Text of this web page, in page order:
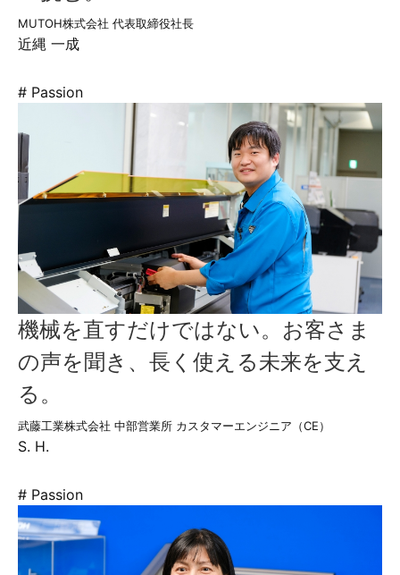
MUTOH株式会社 代表取締役社長
近縄 一成
# Passion
機械を直すだけではない。お客さま
の声を聞き、長く使える未来を支え
る。
武藤工業株式会社 中部営業所 カスタマーエンジニア（CE）
S. H.
# Passion